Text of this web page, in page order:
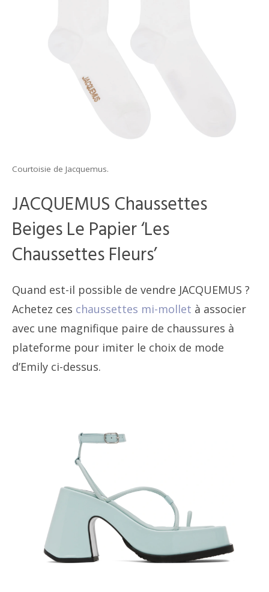
Courtoisie de Jacquemus.
JACQUEMUS Chaussettes
Beiges Le Papier ‘Les
Chaussettes Fleurs’
Quand est-il possible de vendre JACQUEMUS ?
Achetez ces chaussettes mi-mollet à associer
avec une magnifique paire de chaussures à
plateforme pour imiter le choix de mode
d’Emily ci-dessus.